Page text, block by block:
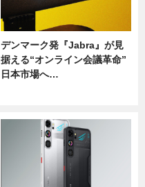
デンマーク発『Jabra』が見
据える“オンライン会議革命”
日本市場へ…